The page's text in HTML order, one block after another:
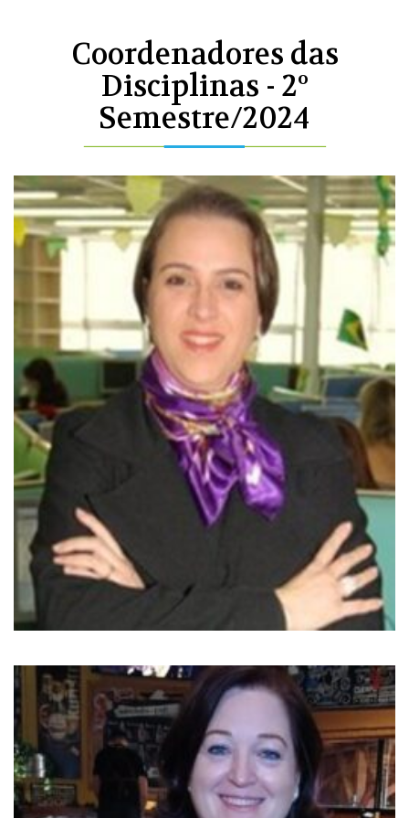
Coordenadores das
Disciplinas - 2º
Semestre/2024